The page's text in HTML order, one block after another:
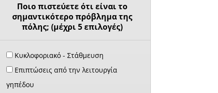
Ποιο πιστεύετε ότι είναι το
σημαντικότερο πρόβλημα της
πόλης; (μέχρι 5 επιλογές)
Κυκλοφοριακό - Στάθμευση
Επιπτώσεις από την λειτουργία
γηπέδου